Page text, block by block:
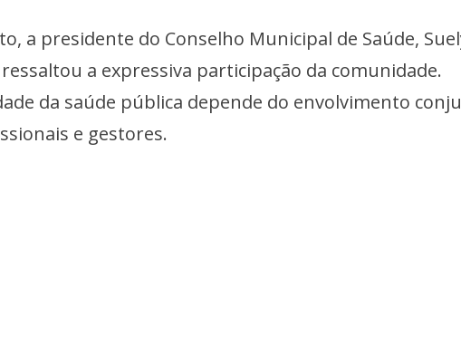
a presidente do Conselho Municipal de Saúde,
a expressiva participação da comunidade.
da saúde pública depende do envolvimento
e gestores.